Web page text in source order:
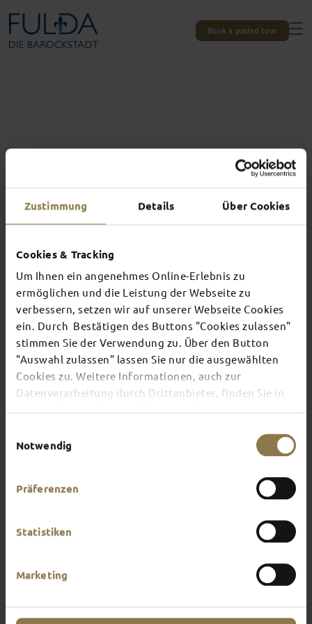
Zustimmung Details Über Cookies
Cookies & Tracking
Um Ihnen ein angenehmes Online-Erlebnis zu
ermöglichen und die Leistung der Webseite zu
verbessern, setzen wir auf unserer Webseite Cookies
ein. Durch Bestätigen des Buttons "Cookies zulassen"
stimmen Sie der Verwendung zu. Über den Button
"Auswahl zulassen" lassen Sie nur die ausgewählten
Cookies zu. Weitere Informationen, auch zur
Datenverarbeitung durch Drittanbieter, finden Sie in
Notwendig
Präferenzen
Statistiken
Marketing
Book a guided tour
Experiences unique to Fulda
TOP EVENTS
There's always something going on in Fulda:
whether it's a concert, a musical, a fun-filled
guided tour or a theatre performance – this is the